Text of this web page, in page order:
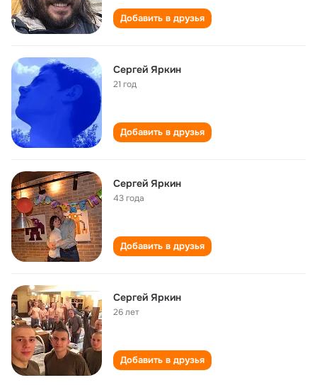
Добавить в друзья
Сергей Яркин
21 год
Добавить в друзья
Сергей Яркин
43 года
Добавить в друзья
Сергей Яркин
26 лет
Добавить в друзья